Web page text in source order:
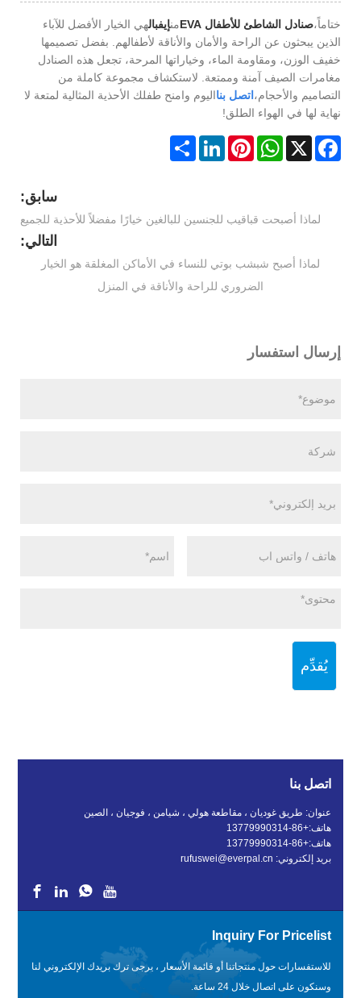
ختاماً،صنادل الشاطئ للأطفال EVA منإيفبالهي الخيار الأفضل للآباء
الذين يبحثون عن الراحة والأمان والأناقة لأطفالهم. بفضل تصميمها
خفيف الوزن، ومقاومة الماء، وخياراتها المرحة، تجعل هذه الصنادل
مغامرات الصيف آمنة وممتعة. لاستكشاف مجموعة كاملة من
التصاميم والأحجام، اتصل بنااليوم وامنح طفلك الأحذية المثالية لمتعة لا
نهاية لها في الهواء الطلق!
Facebook
X
WhatsApp
Pinterest
LinkedIn
Share
سابق:
لماذا أصبحت قباقيب للجنسين للبالغين خيارًا مفضلاً للأحذية للجميع
التالي:
لماذا أصبح شبشب بوتي للنساء في الأماكن المغلقة هو الخيار
الضروري للراحة والأناقة في المنزل
إرسال استفسار
يُقدِّم
اتصل بنا
عنوان: طريق غوديان ، مقاطعة هولي ، شيامن ، فوجيان ، الصين
هاتف:+86-13779990314
هاتف:+86-13779990314
بريد إلكتروني: rufuswei@everpal.cn
Inquiry For Pricelist
للاستفسارات حول منتجاتنا أو قائمة الأسعار ، يرجى ترك بريدك الإلكتروني لنا
وسنكون على اتصال خلال 24 ساعة.